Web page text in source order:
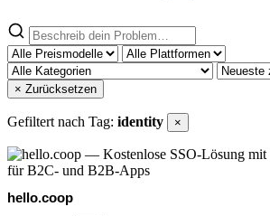
× Zurücksetzen
Gefiltert nach Tag: identity ×
hello.coop